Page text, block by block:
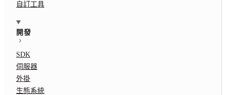
自訂工具
開發
SDK
伺服器
外掛
生態系統